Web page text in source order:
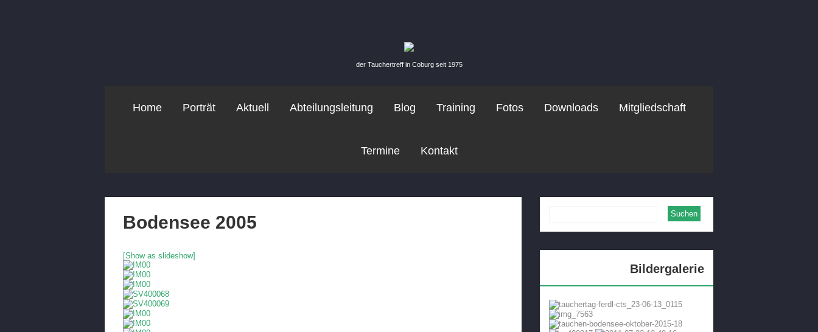
der Tauchertreff in Coburg seit 1975
Home Porträt Aktuell Abteilungsleitung Blog Training Fotos Downloads Mitgliedschaft
Termine Kontakt
Bodensee 2005
[Show as slideshow]
Bildergalerie